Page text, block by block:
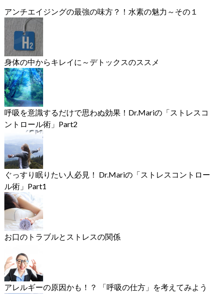
アンチエイジングの最強の味方？！水素の魅力～その１
身体の中からキレイに～デトックスのススメ
呼吸を意識するだけで思わぬ効果！Dr.Mariの「ストレスコ
ントロール術」Part2
ぐっすり眠りたい人必見！ Dr.Mariの「ストレスコントロー
ル術」Part1
お口のトラブルとストレスの関係
アレルギーの原因かも！？ 「呼吸の仕方」を考えてみよう